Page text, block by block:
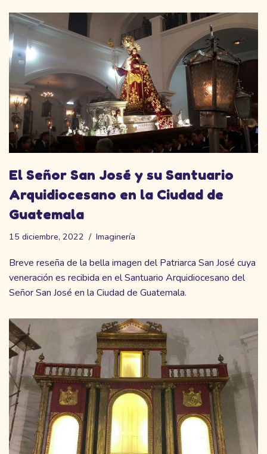
El Señor San José y su Santuario
Arquidiocesano en la Ciudad de
Guatemala
15 diciembre, 2022 Imaginería
Breve reseña de la bella imagen del Patriarca San José cuya
veneración es recibida en el Santuario Arquidiocesano del
Señor San José en la Ciudad de Guatemala.